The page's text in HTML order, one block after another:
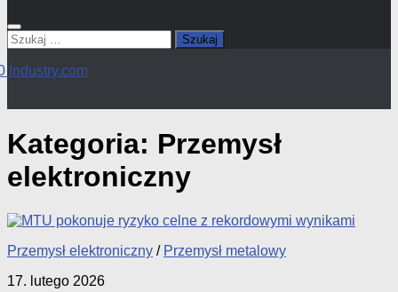
Szukaj:
Kategoria: Przemysł
elektroniczny
Przemysł elektroniczny / Przemysł metalowy
17. lutego 2026